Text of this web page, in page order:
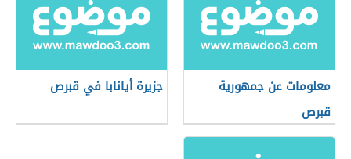
معلومات عن جمهورية
قبرص
جزيرة أيانابا في قبرص